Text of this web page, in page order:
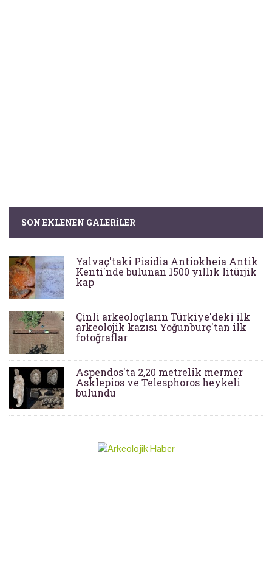
SON EKLENEN GALERILER
Yalvaç'taki Pisidia Antiokheia Antik
Kenti'nde bulunan 1500 yıllık litürjik
kap
Çinli arkeologların Türkiye'deki ilk
arkeolojik kazısı Yoğunburç'tan ilk
fotoğraflar
Aspendos'ta 2,20 metrelik mermer
Asklepios ve Telesphoros heykeli
bulundu